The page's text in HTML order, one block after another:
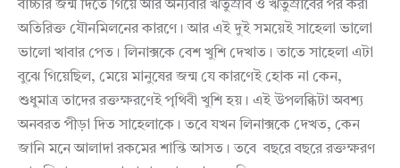
বাচ্চার জন্ম দিতে গিয়ে আর অন্যবার ঋতুস্রাব ও ঋতুস্রাবের পর করা
অতিরিক্ত যৌনমিলনের কারণে। আর এই দুই সময়েই সাহেলা ভালো
ভালো খাবার পেত। লিনাক্সকে বেশ খুশি দেখাত। তাতে সাহেলা এটা
বুঝে গিয়েছিল, মেয়ে মানুষের জন্ম যে কারণেই হোক না কেন,
শুধুমাত্র তাদের রক্তক্ষরণেই পৃথিবী খুশি হয়। এই উপলব্ধিটা অবশ্য
অনবরত পীড়া দিত সাহেলাকে। তবে যখন লিনাক্সকে দেখত, কেন
জানি মনে আলাদা রকমের শান্তি আসত। তবে বছরে বছরে রক্তক্ষরণ